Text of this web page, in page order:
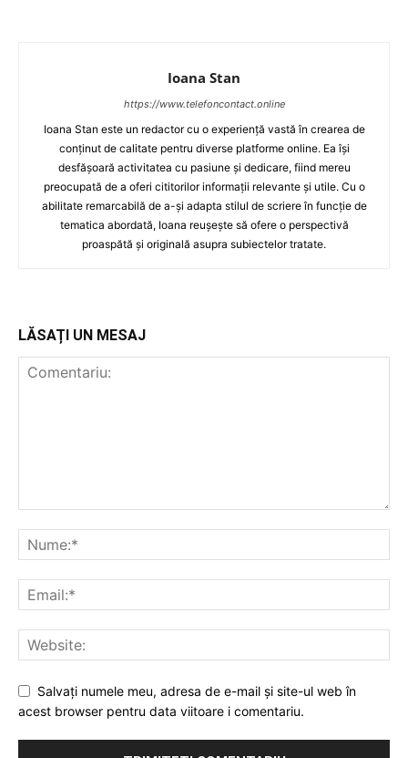
Ioana Stan
https://www.telefoncontact.online
Ioana Stan este un redactor cu o experiență vastă în crearea de
conținut de calitate pentru diverse platforme online. Ea își
desfășoară activitatea cu pasiune și dedicare, fiind mereu
preocupată de a oferi cititorilor informații relevante și utile. Cu o
abilitate remarcabilă de a-și adapta stilul de scriere în funcție de
tematica abordată, Ioana reușește să ofere o perspectivă
proaspătă și originală asupra subiectelor tratate.
LĂSAȚI UN MESAJ
Salvați numele meu, adresa de e-mail și site-ul web în
acest browser pentru data viitoare i comentariu.